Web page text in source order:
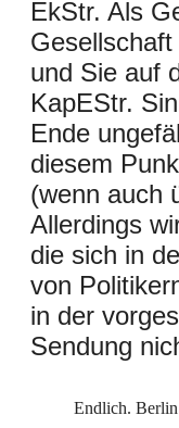
EkStr. Als
und Sie auf
KapEStr.
Ende
diesem
(wenn auch
Allerdings
die sich in
von
in der
Sendung
Endlich. Berlin